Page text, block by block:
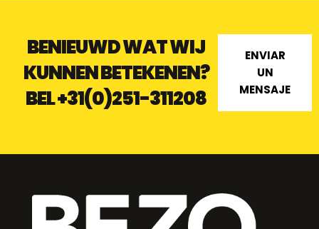
BENIEUWD WAT WIJ
KUNNEN BETEKENEN?
BEL+31(0)251-311208
ENVIAR
UN
MENSAJE